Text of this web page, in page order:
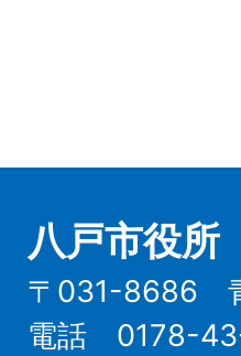
八戸市役所
〒031-8686
電話 0178-